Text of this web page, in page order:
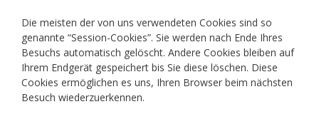
Die meisten der von uns verwendeten Cookies sind so
genannte “Session-Cookies”. Sie werden nach Ende Ihres
Besuchs automatisch gelöscht. Andere Cookies bleiben auf
Ihrem Endgerät gespeichert bis Sie diese löschen. Diese
Cookies ermöglichen es uns, Ihren Browser beim nächsten
Besuch wiederzuerkennen.